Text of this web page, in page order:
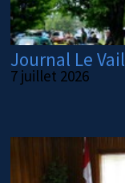
Journal Le
7 juillet 2026